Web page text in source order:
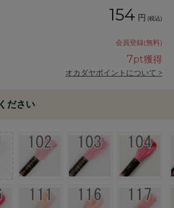
154 円 (税込)
会員登録(無料)
7pt獲得
オカダヤポイントについて >
ださい